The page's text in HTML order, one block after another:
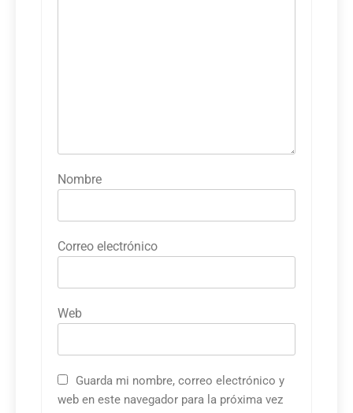
Nombre
Correo electrónico
Web
Guarda mi nombre, correo electrónico y
web en este navegador para la próxima vez